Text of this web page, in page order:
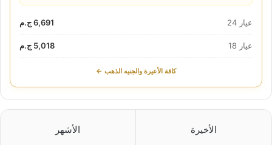
عيار 24 6,691 ج.م
عيار 18 5,018 ج.م
كافة الأعيرة والجنيه الذهب ←
الأخيرة الأشهر